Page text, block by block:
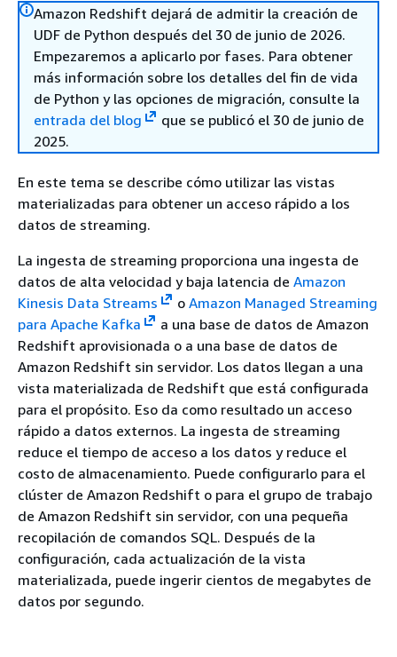
Amazon Redshift dejará de admitir la creación de
UDF de Python después del 30 de junio de 2026.
Empezaremos a aplicarlo por fases. Para obtener
más información sobre los detalles del fin de vida
de Python y las opciones de migración, consulte la
entrada del blog
que se publicó el 30 de junio de
2025.
En este tema se describe cómo utilizar las vistas
materializadas para obtener un acceso rápido a los
datos de streaming.
La ingesta de streaming proporciona una ingesta de
datos de alta velocidad y baja latencia de Amazon
Kinesis Data Streams
o Amazon Managed Streaming
para Apache Kafka
a una base de datos de Amazon
Redshift aprovisionada o a una base de datos de
Amazon Redshift sin servidor. Los datos llegan a una
vista materializada de Redshift que está configurada
para el propósito. Eso da como resultado un acceso
rápido a datos externos. La ingesta de streaming
reduce el tiempo de acceso a los datos y reduce el
costo de almacenamiento. Puede configurarlo para el
clúster de Amazon Redshift o para el grupo de trabajo
de Amazon Redshift sin servidor, con una pequeña
recopilación de comandos SQL. Después de la
configuración, cada actualización de la vista
materializada, puede ingerir cientos de megabytes de
datos por segundo.